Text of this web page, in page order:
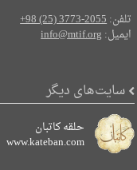
تلفن:+98 (25) 3773-2055
ایمیل:info@mtif.org
سایت‌های دیگر
حلقه کاتبان
www.kateban.com